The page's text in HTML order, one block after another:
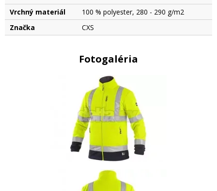
Vrchný materiál
100 % polyester, 280 - 290 g/m2
Značka
CXS
Fotogaléria